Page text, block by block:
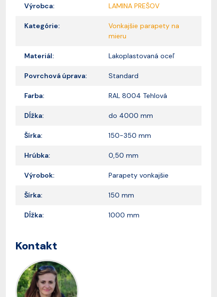
Výrobca: LAMINA PREŠOV
Kategórie:
Vonkajšie parapety na
mieru
Materiál: Lakoplastovaná oceľ
Povrchová úprava: Standard
Farba: RAL 8004 Tehlová
Dĺžka: do 4000 mm
Šírka: 150-350 mm
Hrúbka: 0,50 mm
Výrobok: Parapety vonkajšie
Šírka: 150 mm
Dĺžka: 1000 mm
Kontakt